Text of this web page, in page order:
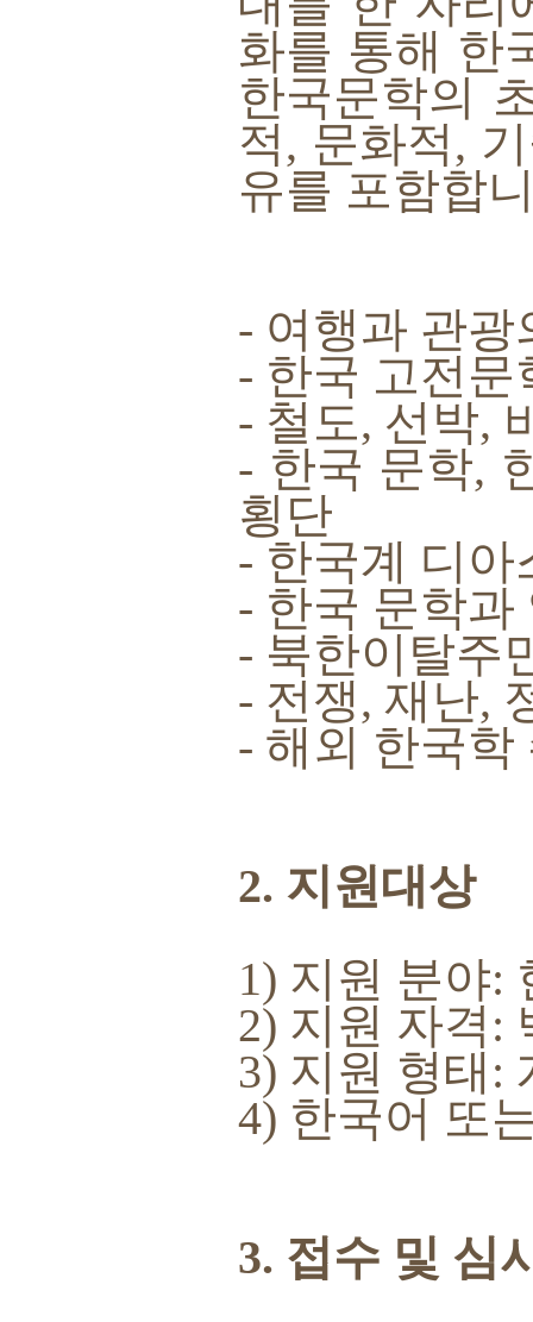
화를 통해 한
한국문학의
적, 문화적,
유를 포함합
- 여행과 관광
- 한국 고전
- 철도, 선박,
- 한국 문학,
횡단
- 한국계 디아
- 한국 문학과
- 북한이탈주
- 전쟁, 재난,
- 해외 한국학
2. 지원대상
1) 지원 분야:
2) 지원 자격:
3) 지원 형태:
4) 한국어 또
3. 접수 및 심